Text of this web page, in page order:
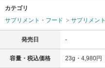
カテゴリ
サプリメント・フード
サプリメント
発売日 -
容量・税込価格 23g・4,980円